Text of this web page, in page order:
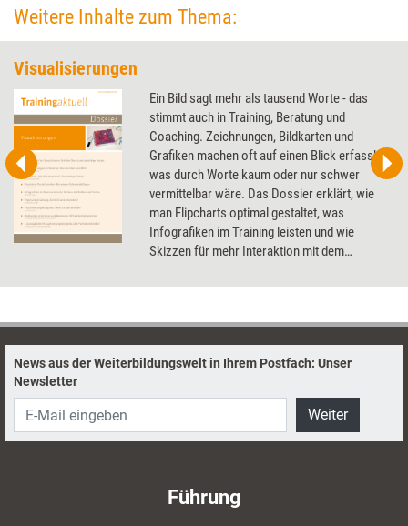
Weitere Inhalte zum Thema:
Visualisierungen
Ein Bild sagt mehr als tausend Worte - das
stimmt auch in Training, Beratung und
Coaching. Zeichnungen, Bildkarten und
Grafiken machen oft auf einen Blick erfassbar,
was durch Worte kaum oder nur schwer
vermittelbar wäre. Das Dossier erklärt, wie
man Flipcharts optimal gestaltet, was
Infografiken im Training leisten und wie
Skizzen für mehr Interaktion mit dem
News aus der Weiterbildungswelt in Ihrem Postfach: Unser
Newsletter
Weiter
Führung